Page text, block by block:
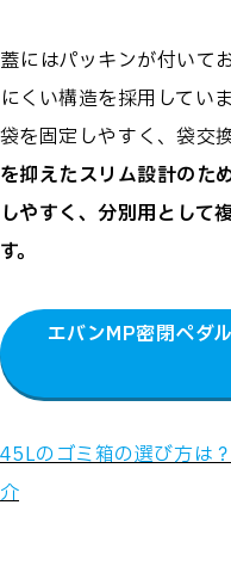
蓋にはパッキンが付いて
にくい構造を採用してい
袋を固定しやすく、袋交
を抑えたスリム設計のた
しやすく、分別用として
す。
エバンMP密閉ペダ
45Lのゴミ箱の選び方は
介